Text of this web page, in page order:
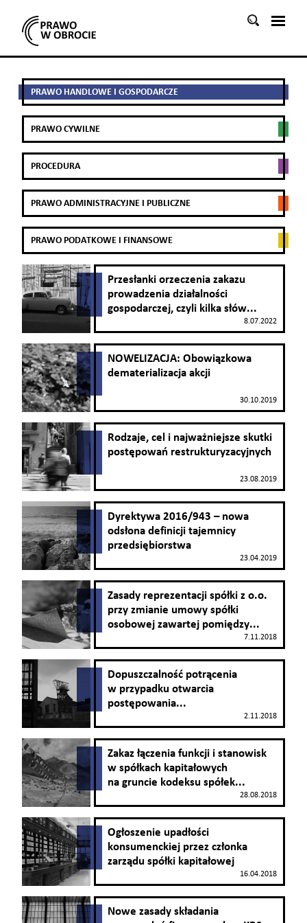
PRAWO HANDLOWE I GOSPODARCZE
PRAWO CYWILNE
PROCEDURA
PRAWO ADMINISTRACYJNE I PUBLICZNE
PRAWO PODATKOWE I FINANSOWE
Przesłanki orzeczenia zakazu
prowadzenia działalności
gospodarczej, czyli kilka słów...
8.07.2022
NOWELIZACJA: Obowiązkowa
dematerializacja akcji
30.10.2019
Rodzaje, cel i najważniejsze skutki
postępowań restrukturyzacyjnych
23.08.2019
Dyrektywa 2016/943 – nowa
odsłona definicji tajemnicy
przedsiębiorstwa
23.04.2019
Zasady reprezentacji spółki z o.o.
przy zmianie umowy spółki
osobowej zawartej pomiędzy...
7.11.2018
Dopuszczalność potrącenia
w przypadku otwarcia
postępowania...
2.11.2018
Zakaz łączenia funkcji i stanowisk
w spółkach kapitałowych
na gruncie kodeksu spółek...
28.08.2018
Ogłoszenie upadłości
konsumenckiej przez członka
zarządu spółki kapitałowej
16.04.2018
Nowe zasady składania